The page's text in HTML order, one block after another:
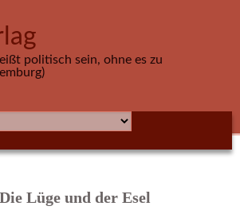
politisch sein, ohne es zu
Lüge und der Esel